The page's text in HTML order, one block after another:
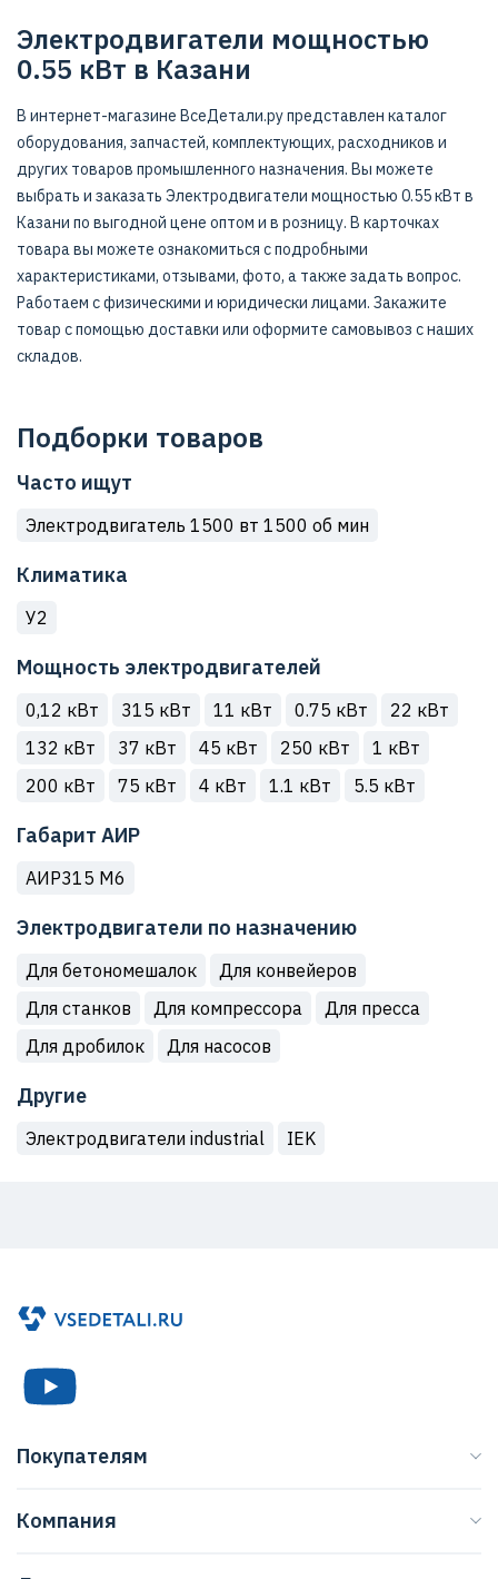
Электродвигатели мощностью
0.55 кВт в Казани
В интернет-магазине ВсеДетали.ру представлен каталог
оборудования, запчастей, комплектующих, расходников и
других товаров промышленного назначения. Вы можете
выбрать и заказать Электродвигатели мощностью 0.55 кВт в
Казани по выгодной цене оптом и в розницу. В карточках
товара вы можете ознакомиться с подробными
характеристиками, отзывами, фото, а также задать вопрос.
Работаем с физическими и юридически лицами. Закажите
товар с помощью доставки или оформите самовывоз с наших
складов.
Подборки товаров
Часто ищут
Электродвигатель 1500 вт 1500 об мин
Климатика
У2
Мощность электродвигателей
0,12 кВт 315 кВт 11 кВт 0.75 кВт
22 кВт
132 кВт
37 кВт 45 кВт 250 кВт
1 кВт
200 кВт
75 кВт 4 кВт 1.1 кВт 5.5 кВт
Габарит АИР
АИР315 М6
Электродвигатели по назначению
Для бетономешалок
Для конвейеров
Для станков
Для компрессора
Для пресса
Для дробилок
Для насосов
Другие
Электродвигатели industrial IEK
Бренды
Покупателям
Компания